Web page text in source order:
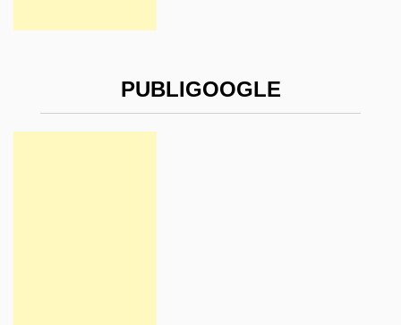
PUBLIGOOGLE